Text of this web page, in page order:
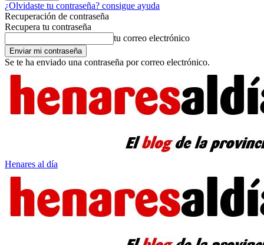
¿Olvidaste tu contraseña? consigue ayuda
Recuperación de contraseña
Recupera tu contraseña
tu correo electrónico
Se te ha enviado una contraseña por correo electrónico.
Henares al día